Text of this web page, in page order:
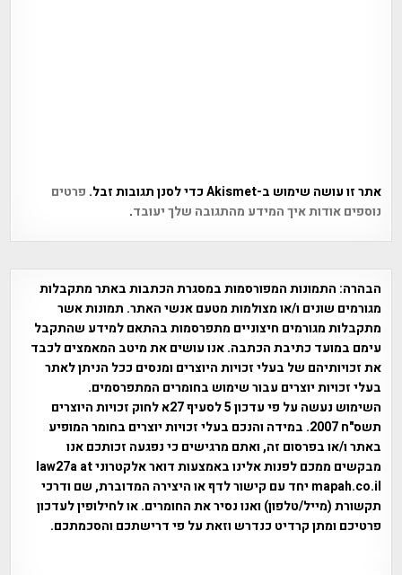
אתר זו עושה שימוש ב-Akismet כדי לסנן תגובות זבל.
פרטים
נוספים אודות איך המידע מהתגובה שלך יעובד.
הבהרה: התמונות המפורסמות במסגרת הכתבות באתר מתקבלות
מגורמים שונים ו/או מצולמות מטעם אנשי האתר. תמונות אשר
מתקבלות מגורמים חיצוניים מתפרסמות בהתאם למידע שהתקבל
עימם במועד כתיבת הכתבה. אנו עושים את מיטב המאמצים לכבד
את זכויותיהם של בעלי זכויות היוצרים ומנסים ככל הניתן לאתר
בעלי זכויות יוצרים עבור שימוש בחומרים המתפרסמים.
השימוש נעשה על פי עדכון 5 לסעיף 27א לחוק זכויות היוצרים
תשס"ח 2007. במידה והנכם בעלי זכויות יוצרים בחומר המופיע
באתר ו/או בפרסום זה, ואתם מרגישים כי נפגעה זכותכם אנו
מבקשים ממכם לפנות אלינו באמצעות דואר אלקטרוני law27a at
mapah.co.il יחד עם קישור לדף או היצירה המדוברת, שם ודרכי
תקשורת (מייל/טלפון) ואנו נסיר את החומרים. או לחילופין לעדכון
פרטיכם ומתן קרדיט כנדרש וזאת על פי דרישתכם והסכמתכם.